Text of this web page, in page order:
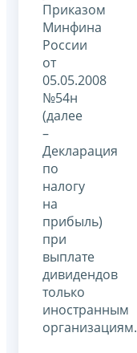
Приказом
Минфина
России
от
05.05.2008
№54н
(далее
–
Декларация
по
налогу
на
прибыль)
при
выплате
дивидендов
только
иностранным
организациям.